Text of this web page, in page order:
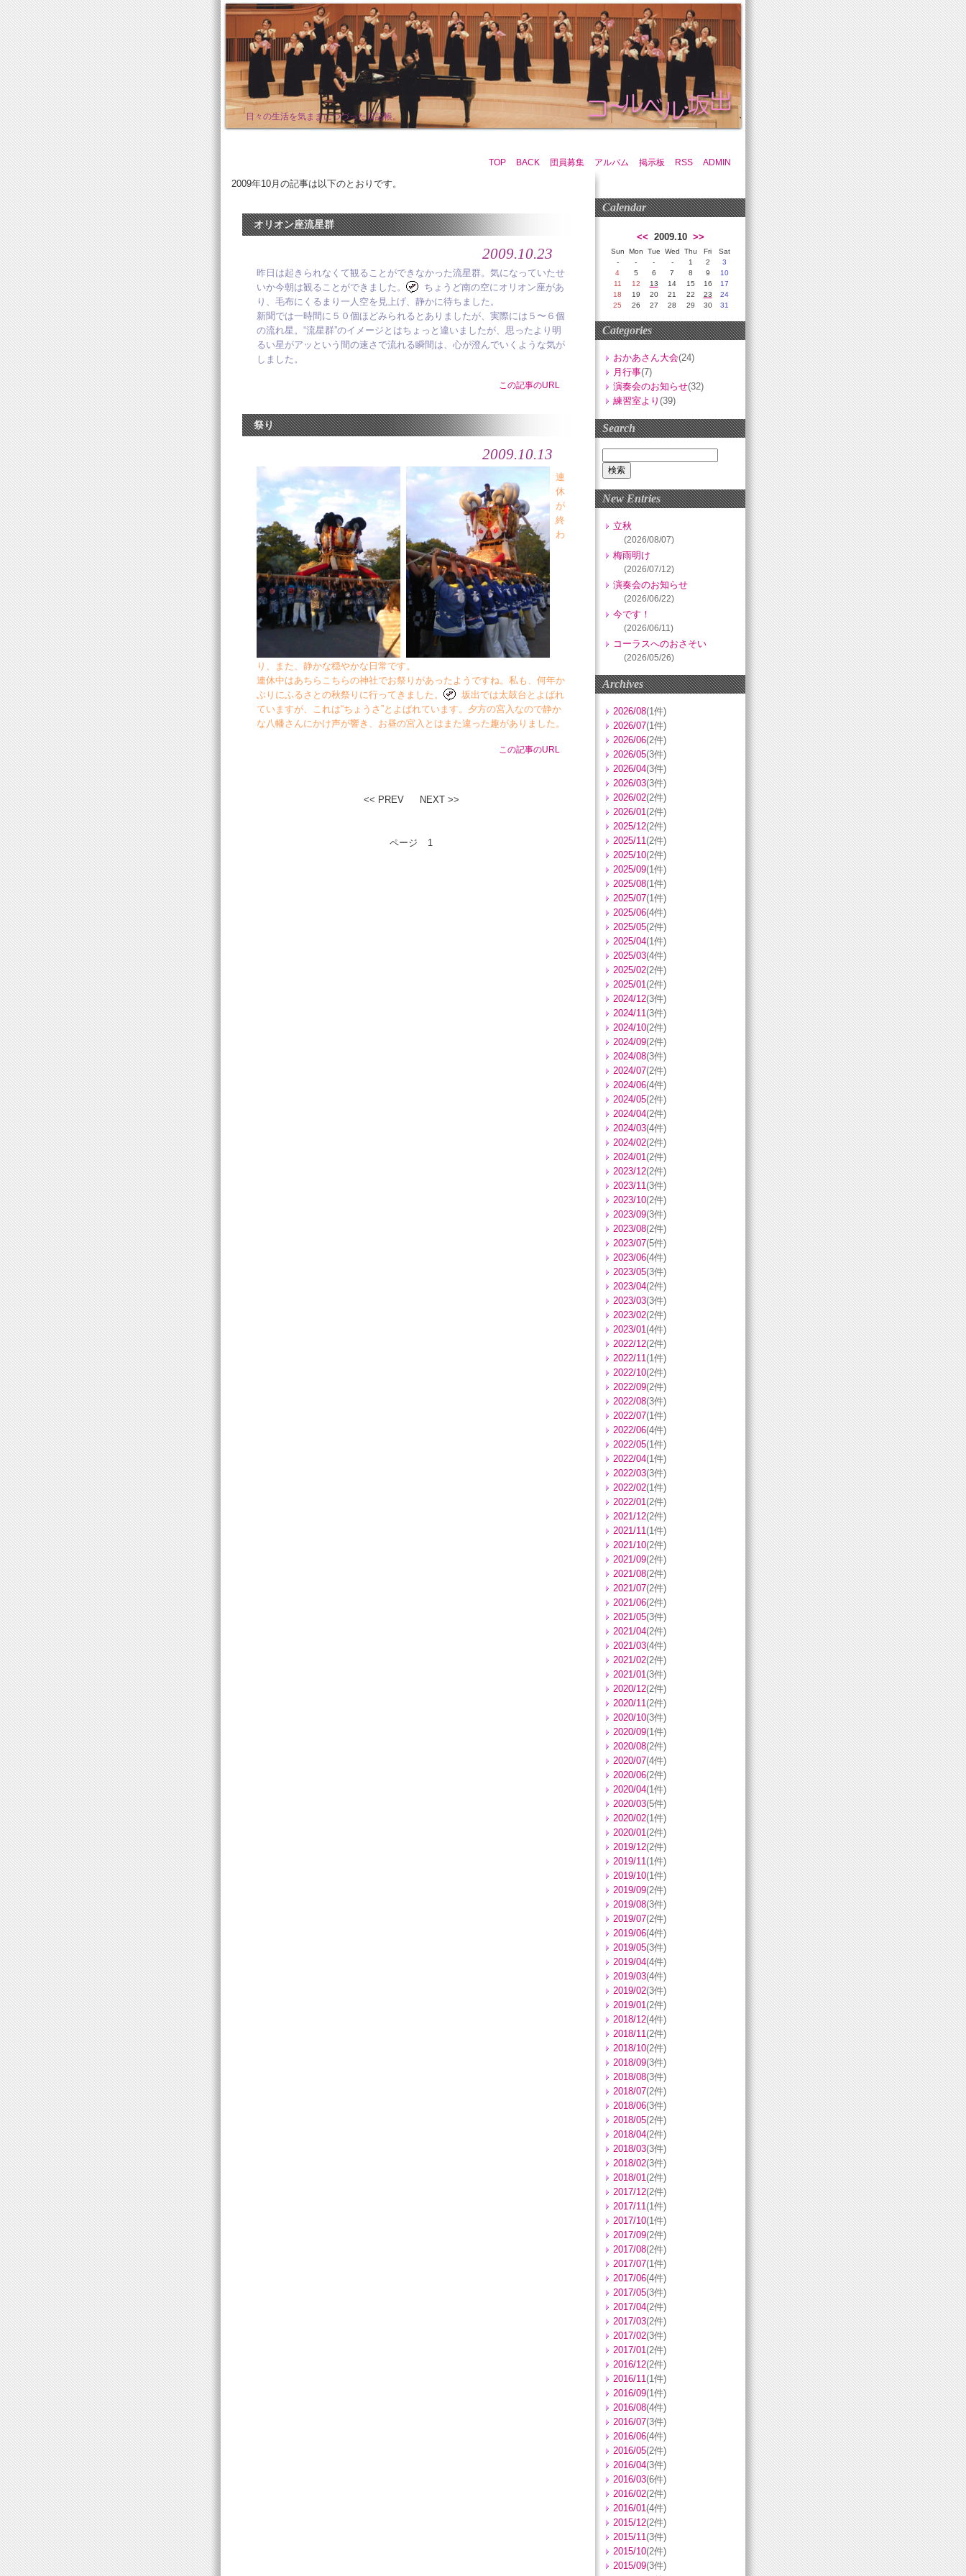
日々の生活を気ままにつづった日記帳。
TOP BACK 団員募集 アルバム 掲示板 RSS ADMIN
2009年10月の記事は以下のとおりです。
オリオン座流星群
2009.10.23
昨日は起きられなくて観ることができなかった流星群。気になっていたせ
いか今朝は観ることができました。
ちょうど南の空にオリオン座があ
り、毛布にくるまり一人空を見上げ、静かに待ちました。
新聞では一時間に５０個ほどみられるとありましたが、実際には５〜６個
の流れ星。“流星群”のイメージとはちょっと違いましたが、思ったより明
るい星がアッという間の速さで流れる瞬間は、心が澄んでいくような気が
しました。
この記事のURL
祭り
2009.10.13
連
休
が
終
わ
り、また、静かな穏やかな日常です。
連休中はあちらこちらの神社でお祭りがあったようですね。私も、何年か
ぶりにふるさとの秋祭りに行ってきました。
坂出では太鼓台とよばれ
ていますが、これは“ちょうさ”とよばれています。夕方の宮入なので静か
な八幡さんにかけ声が響き、お昼の宮入とはまた違った趣がありました。
この記事のURL
<< PREV NEXT >>
ページ 1
Calendar
<< 2009.10 >>
Sun Mon Tue Wed Thu Fri
Sat
-
- - - 1 2
3
4
5 6 7 8 9
10
11
12 13 14 15 16
17
18
19 20 21 22 23
24
25
26 27 28 29 30 31
Categories
おかあさん大会(24)
月行事(7)
演奏会のお知らせ(32)
練習室より (39)
Search
New Entries
立秋
(2026/08/07)
梅雨明け
(2026/07/12)
演奏会のお知らせ
(2026/06/22)
今です！
(2026/06/11)
コーラスへのおさそい
(2026/05/26)
Archives
2026/08(1件)
2026/07(1件)
2026/06(2件)
2026/05(3件)
2026/04(3件)
2026/03(3件)
2026/02(2件)
2026/01(2件)
2025/12(2件)
2025/11(2件)
2025/10(2件)
2025/09(1件)
2025/08(1件)
2025/07(1件)
2025/06(4件)
2025/05(2件)
2025/04(1件)
2025/03(4件)
2025/02(2件)
2025/01(2件)
2024/12(3件)
2024/11(3件)
2024/10(2件)
2024/09(2件)
2024/08(3件)
2024/07(2件)
2024/06(4件)
2024/05(2件)
2024/04(2件)
2024/03(4件)
2024/02(2件)
2024/01(2件)
2023/12(2件)
2023/11(3件)
2023/10(2件)
2023/09(3件)
2023/08(2件)
2023/07(5件)
2023/06(4件)
2023/05(3件)
2023/04(2件)
2023/03(3件)
2023/02(2件)
2023/01(4件)
2022/12(2件)
2022/11(1件)
2022/10(2件)
2022/09(2件)
2022/08(3件)
2022/07(1件)
2022/06(4件)
2022/05(1件)
2022/04(1件)
2022/03(3件)
2022/02(1件)
2022/01(2件)
2021/12(2件)
2021/11(1件)
2021/10(2件)
2021/09(2件)
2021/08(2件)
2021/07(2件)
2021/06(2件)
2021/05(3件)
2021/04(2件)
2021/03(4件)
2021/02(2件)
2021/01(3件)
2020/12(2件)
2020/11(2件)
2020/10(3件)
2020/09(1件)
2020/08(2件)
2020/07(4件)
2020/06(2件)
2020/04(1件)
2020/03(5件)
2020/02(1件)
2020/01(2件)
2019/12(2件)
2019/11(1件)
2019/10(1件)
2019/09(2件)
2019/08(3件)
2019/07(2件)
2019/06(4件)
2019/05(3件)
2019/04(4件)
2019/03(4件)
2019/02(3件)
2019/01(2件)
2018/12(4件)
2018/11(2件)
2018/10(2件)
2018/09(3件)
2018/08(3件)
2018/07(2件)
2018/06(3件)
2018/05(2件)
2018/04(2件)
2018/03(3件)
2018/02(3件)
2018/01(2件)
2017/12(2件)
2017/11(1件)
2017/10(1件)
2017/09(2件)
2017/08(2件)
2017/07(1件)
2017/06(4件)
2017/05(3件)
2017/04(2件)
2017/03(2件)
2017/02(3件)
2017/01(2件)
2016/12(2件)
2016/11(1件)
2016/09(1件)
2016/08(4件)
2016/07(3件)
2016/06(4件)
2016/05(2件)
2016/04(3件)
2016/03(6件)
2016/02(2件)
2016/01(4件)
2015/12(2件)
2015/11(3件)
2015/10(2件)
2015/09(3件)